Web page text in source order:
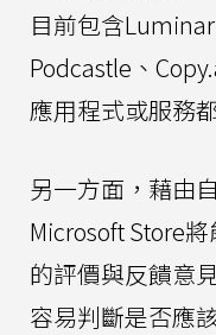
目前包含
Podcastle、
應用程式或服務
另一方面，藉由
Microsoft Store
的評價與反饋意
容易判斷是否應